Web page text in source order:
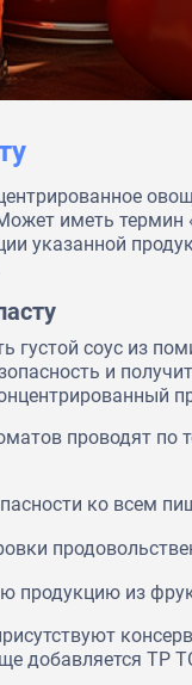
иметь термин
указанной
густой соус из
и
проводят по
ко всем
продукцию из
добавляется ТР